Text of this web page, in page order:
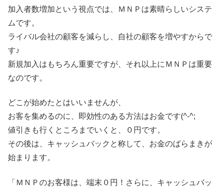
加入者数増加という視点では、ＭＮＰは素晴らしいシステ
ムです。
ライバル会社の顧客を減らし、自社の顧客を増やすからで
す♪
新規加入はもちろん重要ですが、それ以上にＭＮＰは重要
なのです。
どこが始めたとはいいませんが、
お客を集めるのに、即効性のある方法はお金です(^-^;
値引きも行くところまでいくと、０円です。
その後は、キャッシュバックと称して、お金のばらまきが
始まります。
「ＭＮＰのお客様は、端末０円！さらに、キャッシュバッ